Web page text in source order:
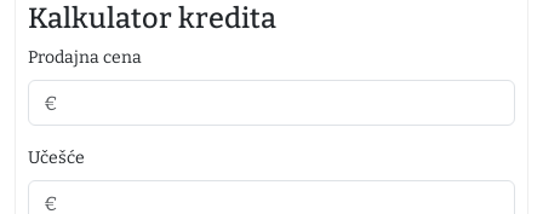
Kalkulator kredita
Prodajna cena
Učešće